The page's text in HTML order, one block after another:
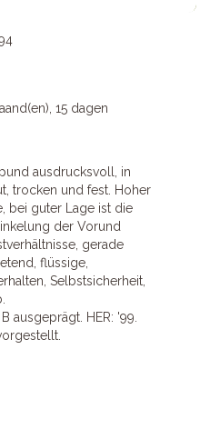
15 dagen
ausdrucksvoll, in
trocken und fest. Hoher
bei guter Lage ist die
der Vorund
gerade
flüssige,
Selbstsicherheit,
ausgeprägt. HER: '99.